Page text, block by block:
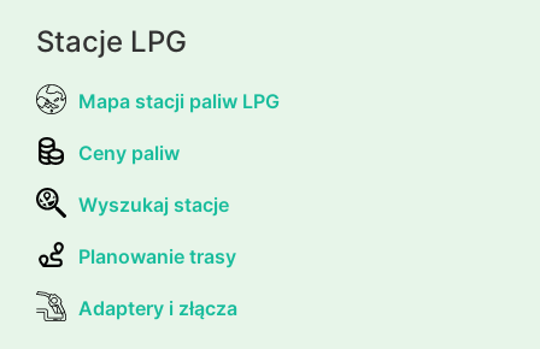
Stacje LPG
Mapa stacji paliw LPG
Ceny paliw
Wyszukaj stacje
Planowanie trasy
Adaptery i złącza